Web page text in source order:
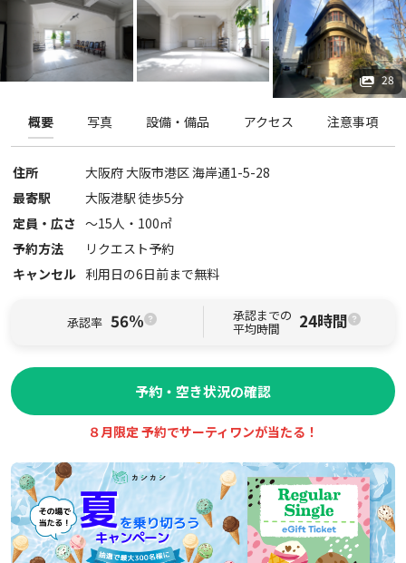
28
概要 写真 設備・備品 アクセス 注意事項
住所 大阪府大阪市港区海岸通1-5-28
最寄駅
大阪港駅 徒歩5分
定員・広さ 〜15人・ 100㎡
予約方法
リクエスト予約
キャンセル 利用日の6日前まで無料
承認率 56% 承認までの
平均時間 24時間
予約・空き状況の確認
８月限定 予約でサーティワンが当たる！